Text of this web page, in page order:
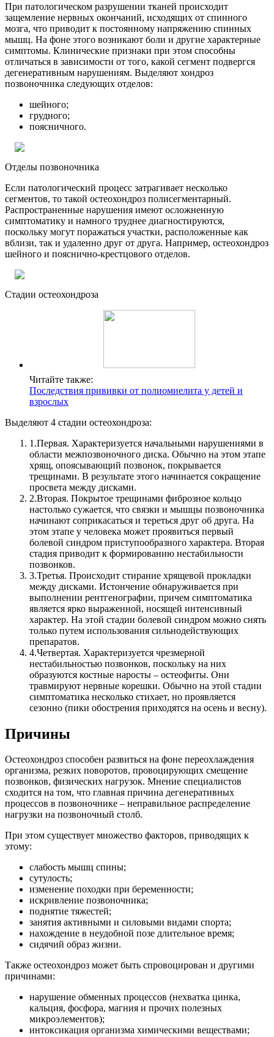
При патологическом разрушении тканей происходит
защемление нервных окончаний, исходящих от спинного
мозга, что приводит к постоянному напряжению спинных
мышц. На фоне этого возникают боли и другие характерные
симптомы. Клинические признаки при этом способны
отличаться в зависимости от того, какой сегмент подвергся
дегенеративным нарушениям. Выделяют хондроз
позвоночника следующих отделов:
шейного;
грудного;
поясничного.
Отделы позвоночника
Если патологический процесс затрагивает несколько
сегментов, то такой остеохондроз полисегментарный.
Распространенные нарушения имеют осложненную
симптоматику и намного труднее диагностируются,
поскольку могут поражаться участки, расположенные как
вблизи, так и удаленно друг от друга. Например, остеохондроз
шейного и пояснично-крестцового отделов.
Стадии остеохондроза
Читайте также:
Последствия прививки от полиомиелита у детей и
взрослых
Выделяют 4 стадии остеохондроза:
1.Первая. Характеризуется начальными нарушениями в
области межпозвоночного диска. Обычно на этом этапе
хрящ, опоясывающий позвонок, покрывается
трещинами. В результате этого начинается сокращение
просвета между дисками.
2.Вторая. Покрытое трещинами фиброзное кольцо
настолько сужается, что связки и мышцы позвоночника
начинают соприкасаться и тереться друг об друга. На
этом этапе у человека может проявиться первый
болевой синдром приступообразного характера. Вторая
стадия приводит к формированию нестабильности
позвонков.
3.Третья. Происходит стирание хрящевой прокладки
между дисками. Истончение обнаруживается при
выполнении рентгенографии, причем симптоматика
является ярко выраженной, носящей интенсивный
характер. На этой стадии болевой синдром можно снять
только путем использования сильнодействующих
препаратов.
4.Четвертая. Характеризуется чрезмерной
нестабильностью позвонков, поскольку на них
образуются костные наросты – остеофиты. Они
травмируют нервные корешки. Обычно на этой стадии
симптоматика несколько стихает, но проявляется
сезонно (пики обострения приходятся на осень и весну).
Причины
Остеохондроз способен развиться на фоне переохлаждения
организма, резких поворотов, провоцирующих смещение
позвонков, физических нагрузок. Мнение специалистов
сходится на том, что главная причина дегенеративных
процессов в позвоночнике – неправильное распределение
нагрузки на позвоночный столб.
При этом существует множество факторов, приводящих к
этому:
слабость мышц спины;
сутулость;
изменение походки при беременности;
искривление позвоночника;
поднятие тяжестей;
занятия активными и силовыми видами спорта;
нахождение в неудобной позе длительное время;
сидячий образ жизни.
Также остеохондроз может быть спровоцирован и другими
причинами:
нарушение обменных процессов (нехватка цинка,
кальция, фосфора, магния и прочих полезных
микроэлементов);
интоксикация организма химическими веществами;